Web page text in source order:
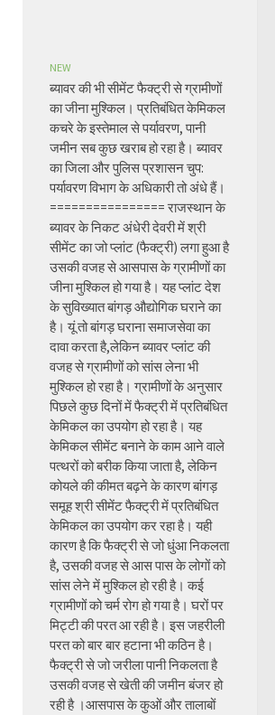
NEW
ब्यावर की भी सीमेंट फैक्ट्री से ग्रामीणों
का जीना मुश्किल। प्रतिबंधित केमिकल
कचरे के इस्तेमाल से पर्यावरण, पानी
जमीन सब कुछ खराब हो रहा है। ब्यावर
का जिला और पुलिस प्रशासन चुप:
पर्यावरण विभाग के अधिकारी तो अंधे हैं।
================ राजस्थान के
ब्यावर के निकट अंधेरी देवरी में श्री
सीमेंट का जो प्लांट (फैक्ट्री) लगा हुआ है
उसकी वजह से आसपास के ग्रामीणों का
जीना मुश्किल हो गया है। यह प्लांट देश
के सुविख्यात बांगड़ औद्योगिक घराने का
है। यूं तो बांगड़ घराना समाजसेवा का
दावा करता है,लेकिन ब्यावर प्लांट की
वजह से ग्रामीणों को सांस लेना भी
मुश्किल हो रहा है। ग्रामीणों के अनुसार
पिछले कुछ दिनों में फैक्ट्री में प्रतिबंधित
केमिकल का उपयोग हो रहा है। यह
केमिकल सीमेंट बनाने के काम आने वाले
पत्थरों को बरीक किया जाता है, लेकिन
कोयले की कीमत बढ़ने के कारण बांगड़
समूह श्री सीमेंट फैक्ट्री में प्रतिबंधित
केमिकल का उपयोग कर रहा है। यही
कारण है कि फैक्ट्री से जो धुंआ निकलता
है, उसकी वजह से आस पास के लोगों को
सांस लेने में मुश्किल हो रही है। कई
ग्रामीणों को चर्म रोग हो गया है। घरों पर
मिट्टी की परत आ रही है। इस जहरीली
परत को बार बार हटाना भी कठिन है।
फैक्ट्री से जो जरीला पानी निकलता है
उसकी वजह से खेती की जमीन बंजर हो
रही है ।आसपास के कुओं और तालाबों